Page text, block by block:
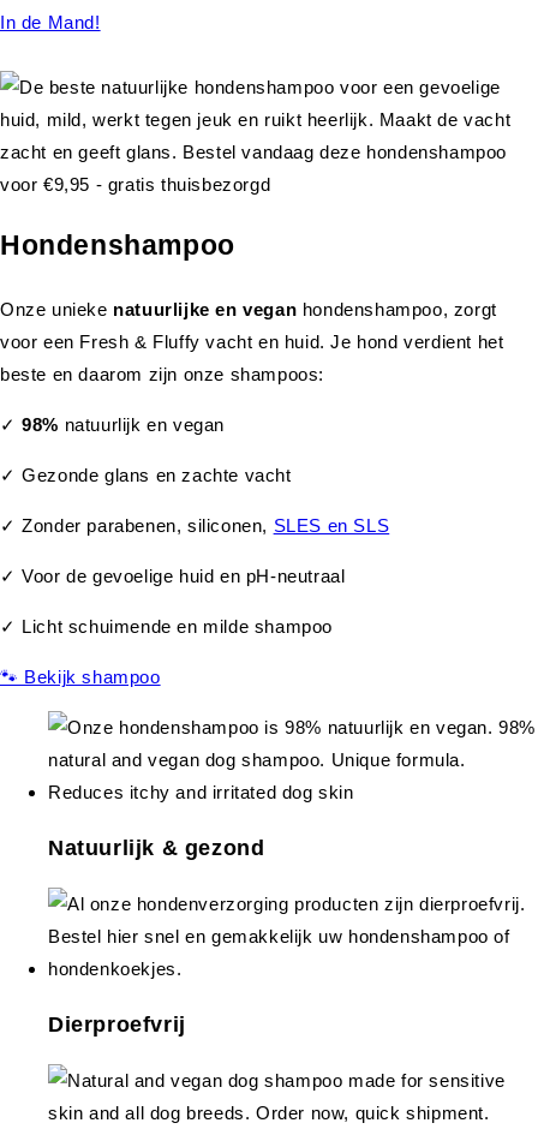
In de Mand!
Hondenshampoo
Onze unieke natuurlijke en vegan hondenshampoo, zorgt
voor een Fresh & Fluffy vacht en huid. Je hond verdient het
beste en daarom zijn onze shampoos:
✓98% natuurlijk en vegan
✓ Gezonde glans en zachte vacht
✓ Zonder parabenen, siliconen, SLES en SLS
✓ Voor de gevoelige huid en pH-neutraal
✓ Licht schuimende en milde shampoo
🐾 Bekijk shampoo
Natuurlijk & gezond
Dierproefvrij